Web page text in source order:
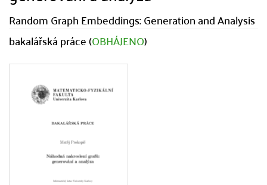
Random Graph Embeddings: Generation and Analysis
bakalářská práce (OBHÁJENO)